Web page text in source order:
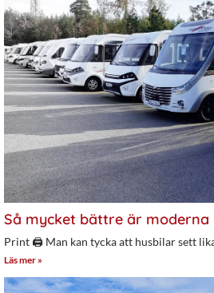
Så mycket bättre är moderna
Print 🖨 Man kan tycka att husbilar sett
Läs mer »